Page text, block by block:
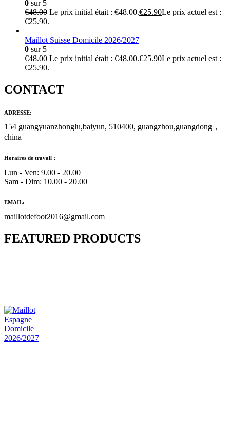
0 sur 5
€48.00 Le prix initial était : €48.00.€25.90Le prix actuel est :
€25.90.
Maillot Suisse Domicile 2026/2027
0 sur 5
€48.00 Le prix initial était : €48.00.€25.90Le prix actuel est :
€25.90.
CONTACT
ADRESSE:
154 guangyuanzhonglu,baiyun, 510400, guangzhou,guangdong，
china
Horaires de travail：
Lun - Ven: 9.00 - 20.00
Sam - Dim: 10.00 - 20.00
EMAIL:
maillotdefoot2016@gmail.com
FEATURED PRODUCTS